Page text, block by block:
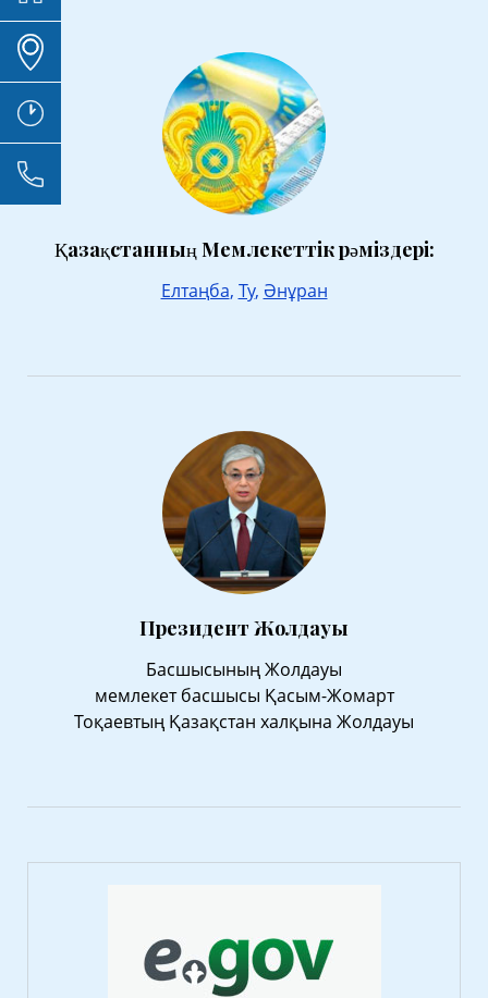
Қазақстанның Мемлекеттік рәміздері:
Елтаңба, Ту, Әнұран
Президент Жолдауы
Басшысының Жолдауы
мемлекет басшысы Қасым-Жомарт
Тоқаевтың Қазақстан халқына Жолдауы